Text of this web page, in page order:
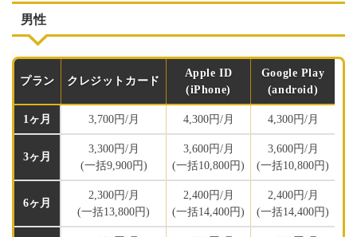
男性
プラン クレジットカード
Apple ID
(iPhone)
Google Play
(android)
1ヶ月 3,700円/月 4,300円/月 4,300円/月
3ヶ月
3,300円/月
(一括9,900円)
3,600円/月
(一括10,800円)
3,600円/月
(一括10,800円)
6ヶ月
2,300円/月
(一括13,800円)
2,400円/月
(一括14,400円)
2,400円/月
(一括14,400円)